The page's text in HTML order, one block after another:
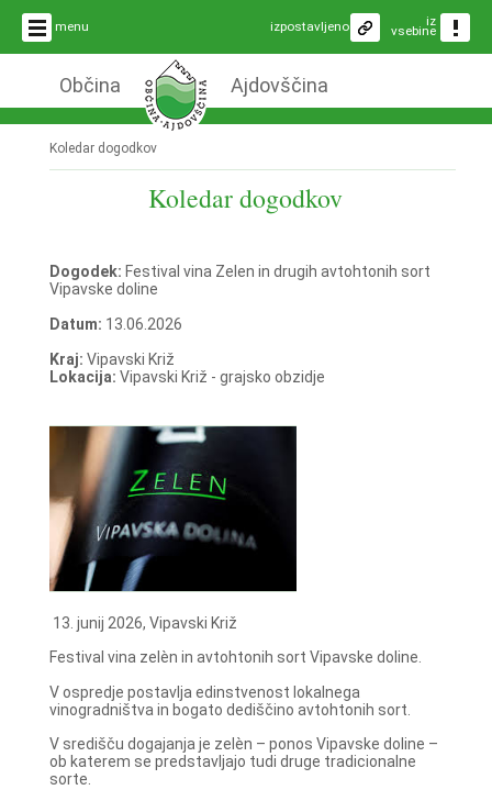
menu iz
vsebine
izpostavljeno
Občina Ajdovščina
Koledar dogodkov
Koledar dogodkov
Dogodek: Festival vina Zelen in drugih avtohtonih sort
Vipavske doline
Datum: 13.06.2026
Kraj: Vipavski Križ
Lokacija: Vipavski Križ - grajsko obzidje
13. junij 2026, Vipavski Križ
Festival vina zelèn in avtohtonih sort Vipavske doline.
V ospredje postavlja edinstvenost lokalnega
vinogradništva in bogato dediščino avtohtonih sort.
V središču dogajanja je zelèn – ponos Vipavske doline –
ob katerem se predstavljajo tudi druge tradicionalne
sorte.